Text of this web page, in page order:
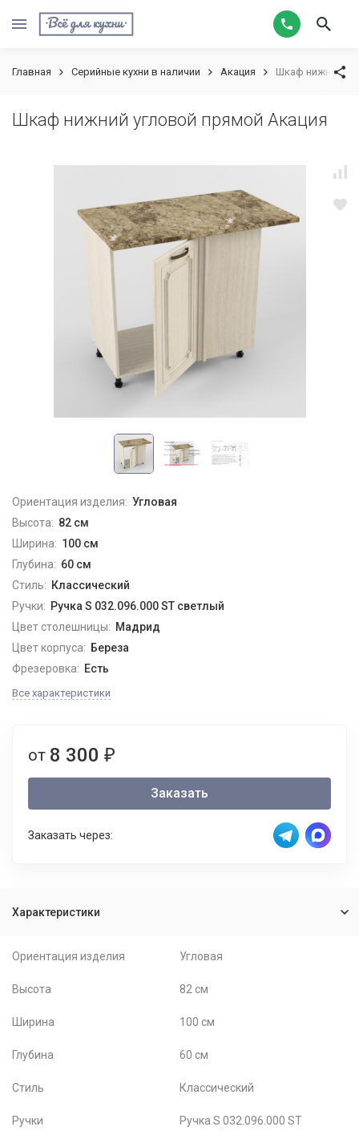
Главная Серийные кухни в наличии Акация Шкаф нижний
Шкаф нижний угловой прямой Акация
Ориентация изделия: Угловая
Высота: 82 см
Ширина: 100 см
Глубина: 60 см
Стиль: Классический
Ручки: Ручка S 032.096.000 ST светлый
Цвет столешницы: Мадрид
Цвет корпуса:
Береза
Фрезеровка: Есть
Все характеристики
от 8 300 ₽
Заказать
Заказать через:
Характеристики
Ориентация изделия Угловая
Высота 82 см
Ширина 100 см
Глубина 60 см
Стиль Классический
Ручки
Ручка S 032.096.000 ST